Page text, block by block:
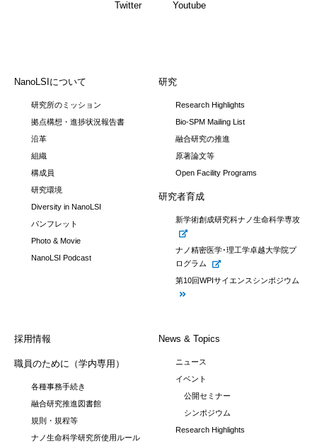
Twitter Youtube
NanoLSIについて
研究所のミッション
拠点構想・進捗状況報告書
沿革
組織
構成員
研究環境
Diversity in NanoLSI
パンフレット
Photo & Movie
NanoLSI Podcast
研究
Research Highlights
Bio-SPM Mailing List
融合研究の推進
原著論文等
Open Facility Programs
研究者育成
新学術創成研究科ナノ生命科学専攻
ナノ精密医学･理工学卓越大学院プ
ログラム
第10回WPIサイエンスシンポジウム
採用情報
職員のために（学内専用）
各種事務手続き
融合研究推進図書館
規則・規程等
ナノ生命科学研究所使用ルール
News & Topics
ニュース
イベント
公開セミナー
シンポジウム
Research Highlights